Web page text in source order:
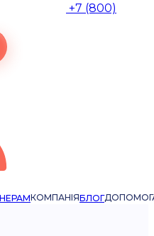
+7 (800)
КОМПАНІЯБЛОГ